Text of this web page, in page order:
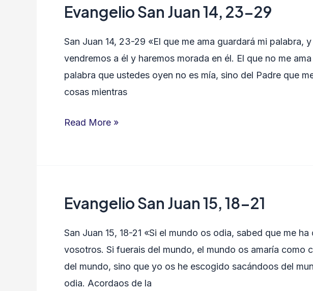
Evangelio San Juan 14, 23-29
San Juan 14, 23-29 «El que me ama guardará mi palabra,
vendremos a él y haremos morada en él. El que no me
palabra que ustedes oyen no es mía, sino del Padre que
cosas mientras
Evangelio
Juan
14,
23-
29
Read More »
Evangelio San Juan 15, 18-21
San Juan 15, 18-21 «Si el mundo os odia, sabed que me
vosotros. Si fuerais del mundo, el mundo os amaría como
del mundo, sino que yo os he escogido sacándoos del
odia. Acordaos de la
Evangelio
Juan
15,
18-
21